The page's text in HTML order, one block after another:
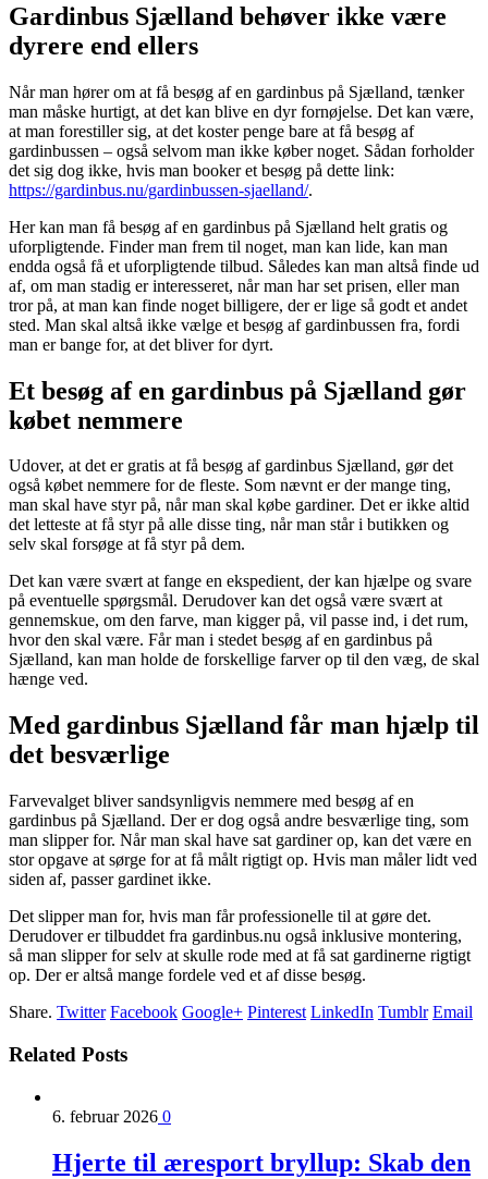
Gardinbus Sjælland behøver ikke være
dyrere end ellers
Når man hører om at få besøg af en gardinbus på Sjælland, tænker
man måske hurtigt, at det kan blive en dyr fornøjelse. Det kan være,
at man forestiller sig, at det koster penge bare at få besøg af
gardinbussen – også selvom man ikke køber noget. Sådan forholder
det sig dog ikke, hvis man booker et besøg på dette link:
https://gardinbus.nu/gardinbussen-sjaelland/.
Her kan man få besøg af en gardinbus på Sjælland helt gratis og
uforpligtende. Finder man frem til noget, man kan lide, kan man
endda også få et uforpligtende tilbud. Således kan man altså finde ud
af, om man stadig er interesseret, når man har set prisen, eller man
tror på, at man kan finde noget billigere, der er lige så godt et andet
sted. Man skal altså ikke vælge et besøg af gardinbussen fra, fordi
man er bange for, at det bliver for dyrt.
Et besøg af en gardinbus på Sjælland gør
købet nemmere
Udover, at det er gratis at få besøg af gardinbus Sjælland, gør det
også købet nemmere for de fleste. Som nævnt er der mange ting,
man skal have styr på, når man skal købe gardiner. Det er ikke altid
det letteste at få styr på alle disse ting, når man står i butikken og
selv skal forsøge at få styr på dem.
Det kan være svært at fange en ekspedient, der kan hjælpe og svare
på eventuelle spørgsmål. Derudover kan det også være svært at
gennemskue, om den farve, man kigger på, vil passe ind, i det rum,
hvor den skal være. Får man i stedet besøg af en gardinbus på
Sjælland, kan man holde de forskellige farver op til den væg, de skal
hænge ved.
Med gardinbus Sjælland får man hjælp til
det besværlige
Farvevalget bliver sandsynligvis nemmere med besøg af en
gardinbus på Sjælland. Der er dog også andre besværlige ting, som
man slipper for. Når man skal have sat gardiner op, kan det være en
stor opgave at sørge for at få målt rigtigt op. Hvis man måler lidt ved
siden af, passer gardinet ikke.
Det slipper man for, hvis man får professionelle til at gøre det.
Derudover er tilbuddet fra gardinbus.nu også inklusive montering,
så man slipper for selv at skulle rode med at få sat gardinerne rigtigt
op. Der er altså mange fordele ved et af disse besøg.
Share. Twitter Facebook Google+ Pinterest LinkedIn Tumblr Email
Related Posts
6. februar 2026 0
Hjerte til æresport bryllup: Skab den